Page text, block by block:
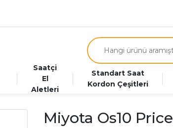
Saatçi
El
Aletleri
Standart Saat
Kordon Çeşitleri
Miyota Os10 Price